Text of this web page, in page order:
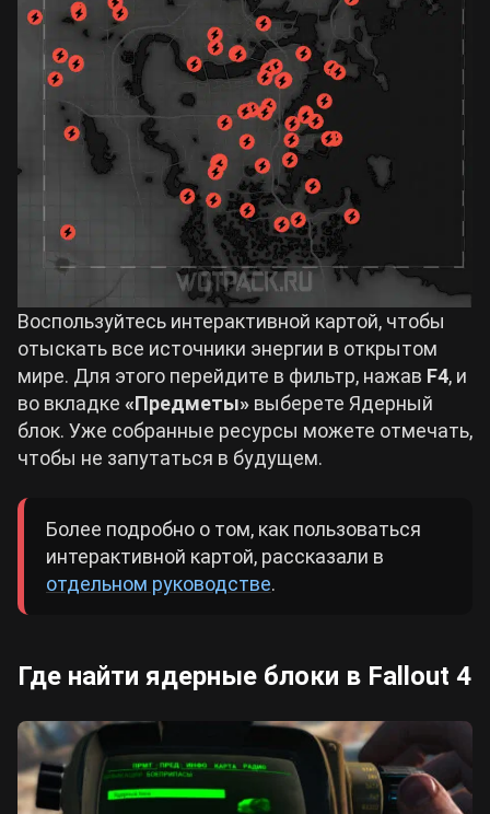
Воспользуйтесь интерактивной картой, чтобы
отыскать все источники энергии в открытом
мире. Для этого перейдите в фильтр, нажав F4, и
во вкладке «Предметы» выберете Ядерный
блок. Уже собранные ресурсы можете отмечать,
чтобы не запутаться в будущем.
Более подробно о том, как пользоваться
интерактивной картой, рассказали в
отдельном руководстве.
Где найти ядерные блоки в Fallout 4